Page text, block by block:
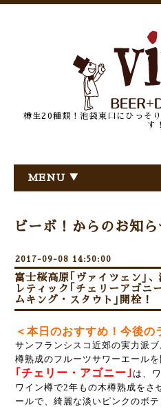
樽生20種類！池袋東口にひっそ
す！
MENU ▼
ビーボ！からのお知ら
2017-09-08 14:50:00
富士桜高原｢ヴァイツェン｣
レティック｢チェリーアゴニ
ムキング・スタウト｣開栓！
＜本日のおすすめ！今後
サンフランシスコ近郊の実力派
樽熟成のフルーツサワーエールを
｢チェリー・アゴニー｣ は、
ワイン樽で2年もの木樽熟成をさ
ールで、綺麗な淡いピンクのボ